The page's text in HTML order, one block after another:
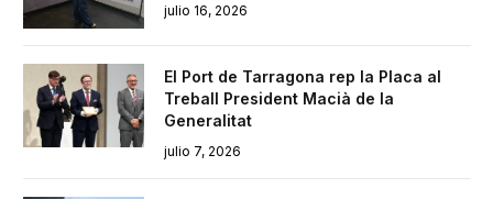
julio 16, 2026
El Port de Tarragona rep la Placa al
Treball President Macià de la
Generalitat
julio 7, 2026